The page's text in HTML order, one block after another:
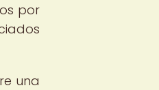
por
una